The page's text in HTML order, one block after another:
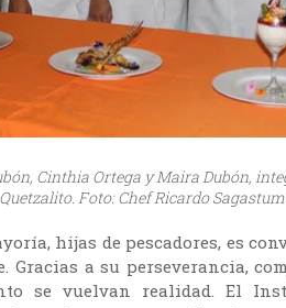
Cinthia Ortega y Maira Dubón,
Quetzalito. Foto: Chef Ricardo
hijas de pescadores, es
Gracias a su perseverancia,
se vuelvan realidad. El